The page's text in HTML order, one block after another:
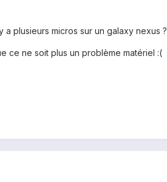
plusieurs micros sur un galaxy nexus ?
ce ne soit plus un problème matériel :(